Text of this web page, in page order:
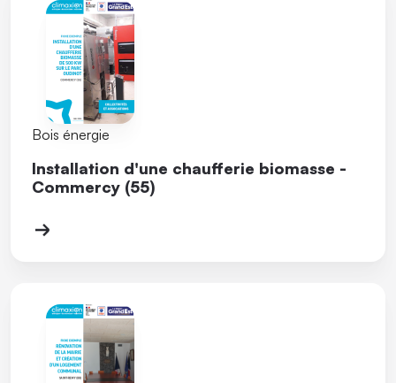
Bois énergie
Installation d'une chaufferie biomasse -
Commercy (55)